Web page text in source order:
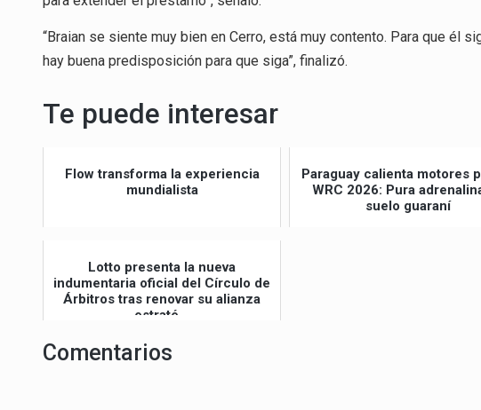
“Braian se siente muy bien en Cerro, está muy contento. Para que él
hay buena predisposición para que siga”, finalizó.
Te puede interesar
Flow transforma la experiencia
mundialista
Paraguay calienta motores
WRC 2026: Pura
suelo guaraní
Lotto presenta la nueva
indumentaria oficial del Círculo de
Árbitros tras renovar su alianza
estraté...
Comentarios